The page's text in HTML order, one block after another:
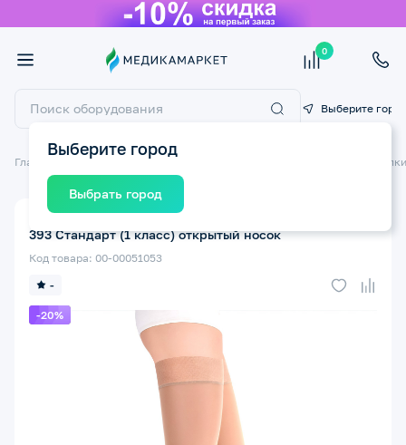
0
Выберите город
Выберите город
Выбрать город
Главная Компрессионный трикотаж
-20%
-
Код товара: 00-00051053
393 Стандарт (1 класс) открытый носок